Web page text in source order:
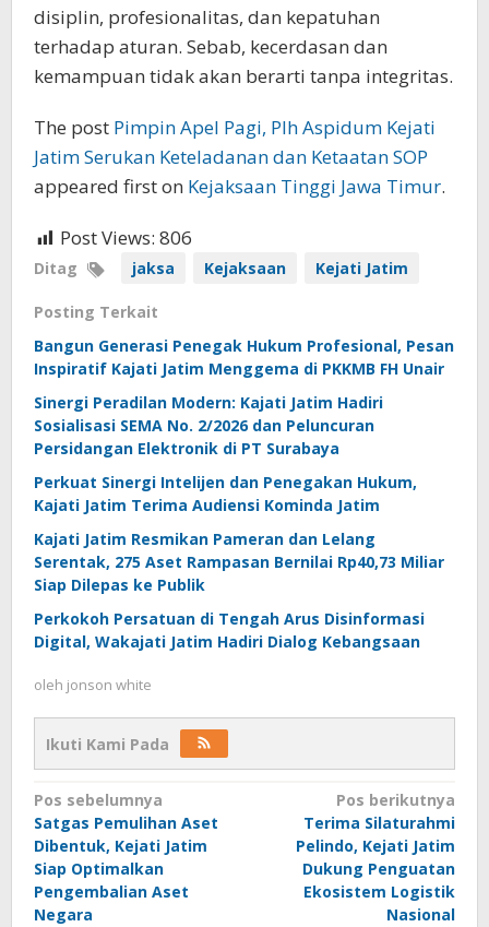
disiplin, profesionalitas, dan kepatuhan
terhadap aturan. Sebab, kecerdasan dan
kemampuan tidak akan berarti tanpa integritas.
The post Pimpin Apel Pagi, Plh Aspidum Kejati
Jatim Serukan Keteladanan dan Ketaatan SOP
appeared first on Kejaksaan Tinggi Jawa Timur.
Post Views: 806
Ditag jaksa Kejaksaan Kejati Jatim
Posting Terkait
Bangun Generasi Penegak Hukum Profesional, Pesan
Inspiratif Kajati Jatim Menggema di PKKMB FH Unair
Sinergi Peradilan Modern: Kajati Jatim Hadiri
Sosialisasi SEMA No. 2/2026 dan Peluncuran
Persidangan Elektronik di PT Surabaya
Perkuat Sinergi Intelijen dan Penegakan Hukum,
Kajati Jatim Terima Audiensi Kominda Jatim
Kajati Jatim Resmikan Pameran dan Lelang
Serentak, 275 Aset Rampasan Bernilai Rp40,73 Miliar
Siap Dilepas ke Publik
Perkokoh Persatuan di Tengah Arus Disinformasi
Digital, Wakajati Jatim Hadiri Dialog Kebangsaan
oleh jonson white
Ikuti Kami Pada
Navigasi
pos
Pos sebelumnya
Satgas Pemulihan Aset
Dibentuk, Kejati Jatim
Siap Optimalkan
Pengembalian Aset
Negara
Pos berikutnya
Terima Silaturahmi
Pelindo, Kejati Jatim
Dukung Penguatan
Ekosistem Logistik
Nasional